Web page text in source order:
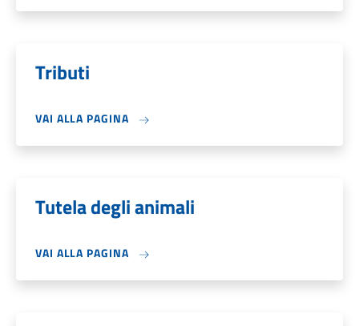
Tributi
VAI ALLA PAGINA
Tutela degli animali
VAI ALLA PAGINA